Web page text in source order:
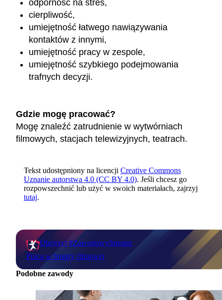
odporność na stres,
cierpliwość,
umiejętność łatwego nawiązywania
kontaktów z innymi,
umiejętność pracy w zespole,
umiejętność szybkiego podejmowania
trafnych decyzji.
Gdzie mogę pracować?
Mogę znaleźć zatrudnienie w wytwórniach
filmowych, stacjach telewizyjnych, teatrach.
Tekst udostępniony na licencji Creative Commons
Uznanie autorstwa 4.0 (CC BY 4.0). Jeśli chcesz go
rozpowszechnić lub użyć w swoich materiałach, zajrzyj
tutaj.
Obejrzyj #ZawodowyStream:
Praca w branży filmowej
Podobne zawody